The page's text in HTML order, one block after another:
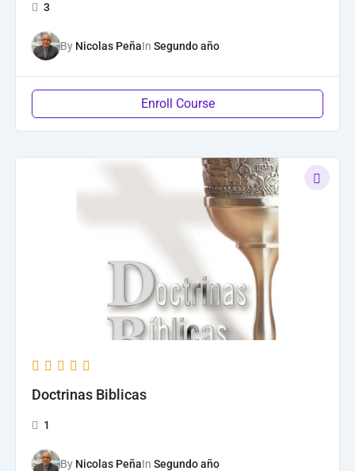
3
By Nicolas PeñaIn Segundo año
Enroll Course
Doctrinas Biblicas
1
By Nicolas PeñaIn Segundo año